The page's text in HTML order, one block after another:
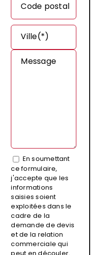
Code postal
Ville(*)
Message
En soumettant
ce formulaire,
j'accepte que les
informations
saisies soient
exploitées dans le
cadre de la
demande de devis
et de la relation
commerciale qui